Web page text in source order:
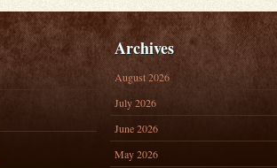
Archives
August 2026
July 2026
June 2026
May 2026